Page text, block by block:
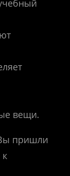
вещи.
пришли